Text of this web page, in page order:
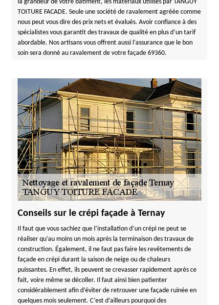
la grandeur de votre bâtiment, les matériaux utilisés par TANGUY
TOITURE FACADE. Seule une société de ravalement agréée comme
nous peut vous dire des prix nets et évalués. Avoir confiance à des
spécialistes vous garantit des travaux de qualité en plus d’un tarif
abordable. Nos artisans vous offrent aussi l’assurance que le bon
soin sera donné au ravalement de votre façade 69360.
Conseils sur le crépi façade à Ternay
Il faut que vous sachiez que l’installation d’un crépi ne peut se
réaliser qu’au moins un mois après la terminaison des travaux de
construction. Également, il ne faut pas faire les revêtements de
façade en crépi durant la saison de neige ou de chaleurs
puissantes. En effet, ils peuvent se crevasser rapidement après ce
fait, voire même se décoller. Il faut ainsi bien patienter
considérablement afin d’éviter de retrouver une façade ruinée en
quelques mois seulement. C’est d’ailleurs pourquoi des